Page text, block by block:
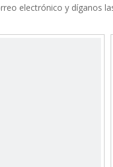
electrónico y díganos